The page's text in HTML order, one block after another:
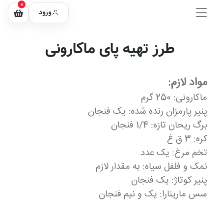
ورود
0
طرز تهیه پای ماکارونی
مواد لازم:
ماکارونی: 250 گرم
پنیر پارمزان رنده شده: یک فنجان
برگ ریحان تازه: 1/4 فنجان
کره: 3 ق غ
تخم مرغ: یک عدد
نمک و فلفل سیاه: به مقدار لازم
پنیر کوتاژ: یک فنجان
سس مارینارا: یک و نیم فنجان